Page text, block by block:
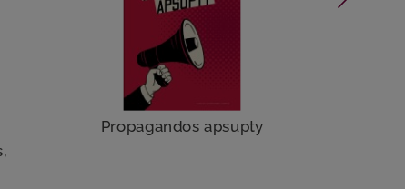
Propagandos apsupty